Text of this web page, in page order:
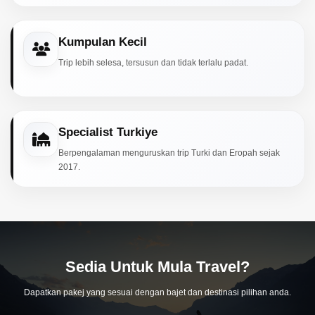
Kumpulan Kecil
Trip lebih selesa, tersusun dan tidak terlalu padat.
Specialist Turkiye
Berpengalaman menguruskan trip Turki dan Eropah sejak
2017.
Sedia Untuk Mula Travel?
Dapatkan pakej yang sesuai dengan bajet dan destinasi pilihan anda.